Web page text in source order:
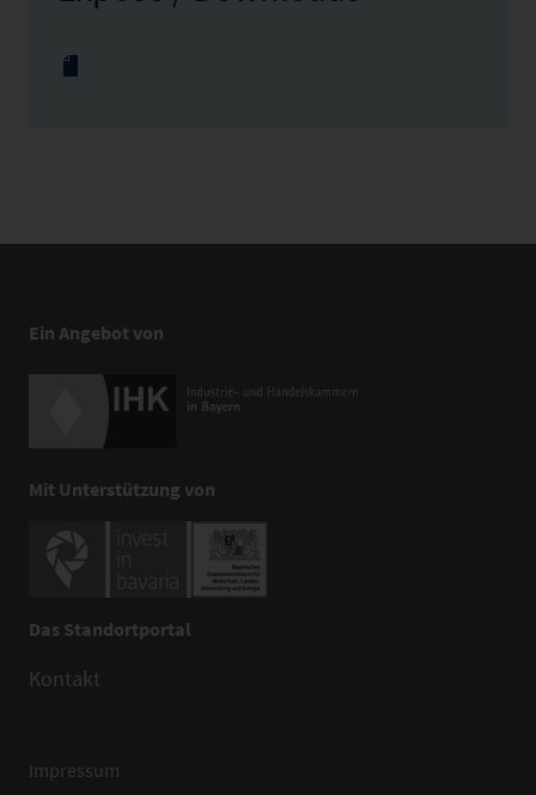
Ein Angebot von
Mit Unterstützung von
Das Standortportal
Kontakt
Impressum